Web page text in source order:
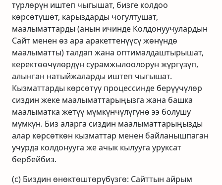
түрлөрүн иштеп чыгышат, бизге колдоо
көрсөтүшөт, карыздарды чогултушат,
маалыматтарды (анын ичинде Колдонуучулардын
Сайт менен өз ара аракеттенүүсү жөнүндө
маалыматты) талдап жана оптималдаштырышат,
керектөөчүлөрдүн сурамжылоолорун жүргүзүп,
алынган натыйжаларды иштеп чыгышат.
Кызматтарды көрсөтүү процессинде берүүчүлөр
сиздин жеке маалыматтарыңызга жана башка
маалыматка жетүү мүмкүнчүлүгүнө ээ болушу
мүмкүн. Биз аларга сиздин маалыматтарыңызды
алар көрсөткөн кызматтар менен байланышпаган
учурда колдонууга же ачык кылууга уруксат
бербейбиз.
(c) Биздин өнөктөштөрүбүзгө: Сайттын айрым